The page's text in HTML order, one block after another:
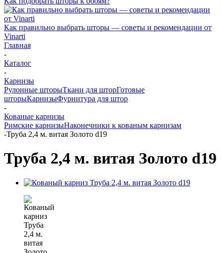
Как правильно выбрать шторы — советы и рекомендации от
Vinarti
Главная
-
Каталог
-
Карнизы
Рулонные шторыТкани для шторГотовые
шторыКарнизыФурнитура для штор
-
Кованые карнизы
Римские карнизыНаконечники к кованым карнизам
-Труба 2,4 м. витая Золото d19
Труба 2,4 м. витая Золото d19